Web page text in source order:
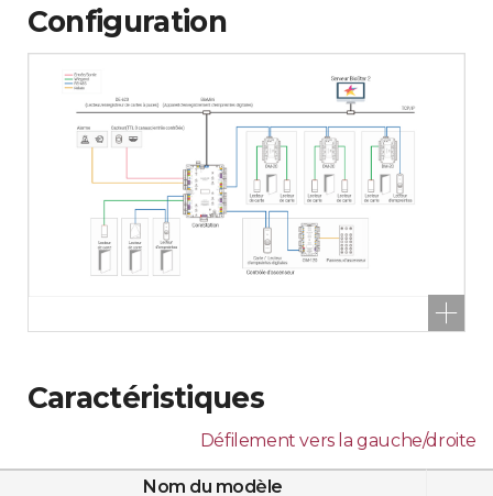
Configuration
Caractéristiques
Défilement vers la gauche/droite
Nom du modèle